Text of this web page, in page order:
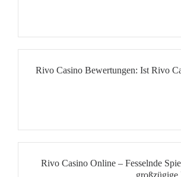
Rivo Casino Bewertungen: Ist Rivo
Rivo Casino Online – Fesselnde
großzügige